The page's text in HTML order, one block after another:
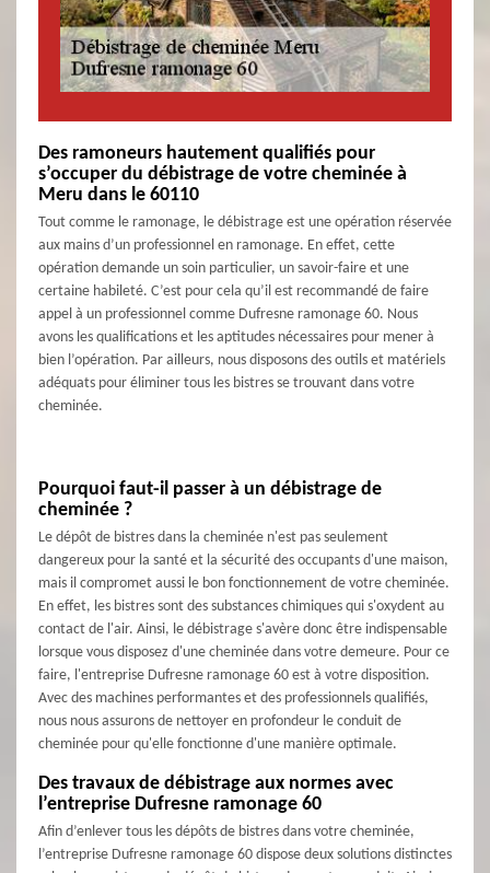
Des ramoneurs hautement qualifiés pour
s’occuper du débistrage de votre cheminée à
Meru dans le 60110
Tout comme le ramonage, le débistrage est une opération réservée
aux mains d’un professionnel en ramonage. En effet, cette
opération demande un soin particulier, un savoir-faire et une
certaine habileté. C’est pour cela qu’il est recommandé de faire
appel à un professionnel comme Dufresne ramonage 60. Nous
avons les qualifications et les aptitudes nécessaires pour mener à
bien l’opération. Par ailleurs, nous disposons des outils et matériels
adéquats pour éliminer tous les bistres se trouvant dans votre
cheminée.
Pourquoi faut-il passer à un débistrage de
cheminée ?
Le dépôt de bistres dans la cheminée n'est pas seulement
dangereux pour la santé et la sécurité des occupants d'une maison,
mais il compromet aussi le bon fonctionnement de votre cheminée.
En effet, les bistres sont des substances chimiques qui s'oxydent au
contact de l'air. Ainsi, le débistrage s'avère donc être indispensable
lorsque vous disposez d'une cheminée dans votre demeure. Pour ce
faire, l'entreprise Dufresne ramonage 60 est à votre disposition.
Avec des machines performantes et des professionnels qualifiés,
nous nous assurons de nettoyer en profondeur le conduit de
cheminée pour qu'elle fonctionne d'une manière optimale.
Des travaux de débistrage aux normes avec
l’entreprise Dufresne ramonage 60
Afin d’enlever tous les dépôts de bistres dans votre cheminée,
l’entreprise Dufresne ramonage 60 dispose deux solutions distinctes